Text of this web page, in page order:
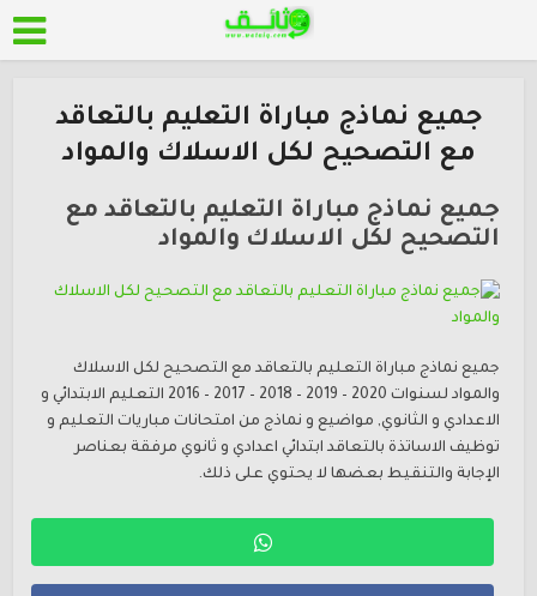
جميع نماذج مباراة التعليم بالتعاقد
مع التصحيح لكل الاسلاك والمواد
جميع نماذج مباراة التعليم بالتعاقد مع
التصحيح لكل الاسلاك والمواد
جميع نماذج مباراة التعليم بالتعاقد مع التصحيح لكل الاسلاك
والمواد لسنوات 2020 – 2019 – 2018 – 2017 – 2016 التعليم الابتدائي و
الاعدادي و الثانوي, مواضيع و نماذج من امتحانات مباريات التعليم و
توظيف الاساتذة بالتعاقد ابتدائي اعدادي و ثانوي مرفقة بعناصر
الإجابة والتنقيط بعضها لا يحتوي على ذلك.